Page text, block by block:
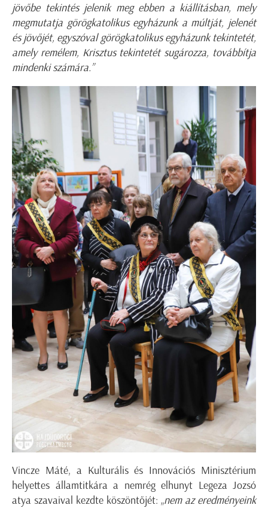
jövőbe tekintés jelenik meg ebben a kiállításban, mely
megmutatja görögkatolikus egyházunk a múltját, jelenét
és jövőjét, egyszóval görögkatolikus egyházunk tekintetét,
amely remélem, Krisztus tekintetét sugározza, továbbítja
mindenki számára.”
Vincze Máté, a Kulturális és Innovációs Minisztérium
helyettes államtitkára a nemrég elhunyt Legeza Jozsó
atya szavaival kezdte köszöntőjét: „nem az eredményeink